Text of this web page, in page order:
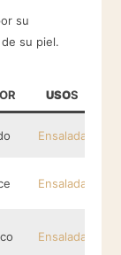
su
su piel.
USOS
Ensalada
Ensalada
Ensalada